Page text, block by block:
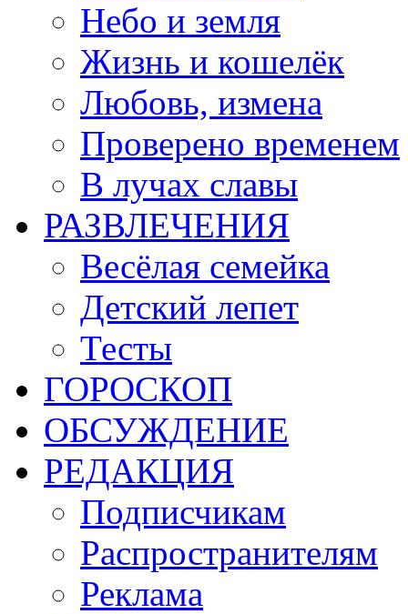
Небо и земля
Жизнь и кошелёк
Любовь, измена
Проверено временем
В лучах славы
РАЗВЛЕЧЕНИЯ
Весёлая семейка
Детский лепет
Тесты
ГОРОСКОП
ОБСУЖДЕНИЕ
РЕДАКЦИЯ
Подписчикам
Распространителям
Реклама